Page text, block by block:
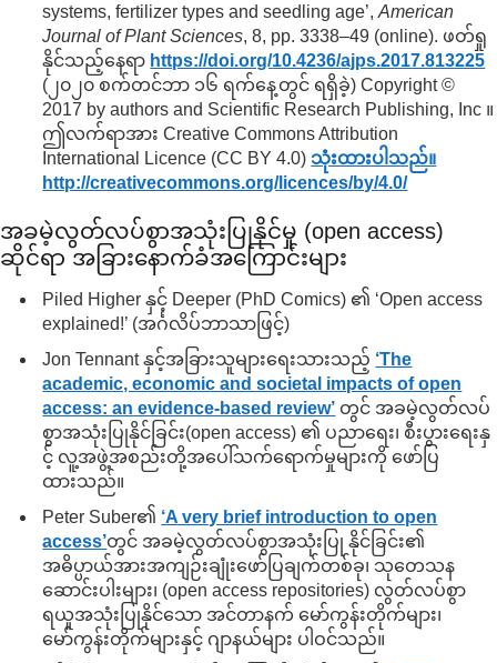
systems, fertilizer types and seedling age’,American
Journal of Plant Sciences, 8, pp. 3338–49 (online). ဖတ်ရှု
နိုင်သည့်နေရာ https://doi.org/10.4236/ajps.2017.813225
(၂၀၂၀ စက်တင်ဘာ ၁၆ ရက်နေ့တွင် ရရှိခဲ့) Copyright ©
2017 by authors and Scientific Research Publishing, Inc ။
ဤလက်ရာအား Creative Commons Attribution
International Licence (CC BY 4.0) သုံးထားပါသည်။
http://creativecommons.org/licences/by/4.0/
အခမဲ့လွတ်လပ်စွာအသုံးပြုနိုင်မှု (open access)
ဆိုင်ရာ အခြားနောက်ခံအကြောင်းများ
Piled Higher နှင့် Deeper (PhD Comics) ၏ ‘Open access
explained!’ (အင်္ဂလိပ်ဘာသာဖြင့်)
Jon Tennant နှင့်အခြားသူများရေးသားသည့် ‘The
academic, economic and societal impacts of open
access: an evidence-based review’ တွင် အခမဲ့လွတ်လပ်
စွာအသုံးပြုနိုင်ခြင်း(open access) ၏ ပညာရေး၊ စီးပွားရေးနှ
င့် လူ့အဖွဲ့အစည်းတို့အပေါ်သက်ရောက်မှုများကို ဖော်ပြ
ထားသည်။
Peter Suber၏ ‘A very brief introduction to open
access’တွင် အခမဲ့လွတ်လပ်စွာအသုံးပြု နိုင်ခြင်း၏
အဓိပ္ပာယ်အားအကျဉ်းချုံးဖော်ပြချက်တစ်ခု၊ သုတေသန
ဆောင်းပါးများ၊ (open access repositories) လွတ်လပ်စွာ
ရယူအသုံးပြုနိုင်သော အင်တာနက် မော်ကွန်းတိုက်များ၊
မော်ကွန်းတိုက်များနှင့် ဂျာနယ်များ ပါဝင်သည်။